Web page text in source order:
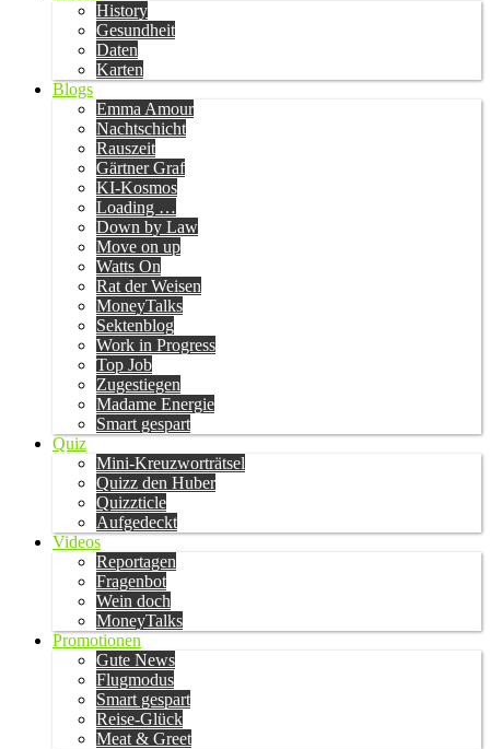
History
Gesundheit
Daten
Karten
Blogs
Emma Amour
Nachtschicht
Rauszeit
Gärtner Graf
KI-Kosmos
Loading …
Down by Law
Move on up
Watts On
Rat der Weisen
MoneyTalks
Sektenblog
Work in Progress
Top Job
Zugestiegen
Madame Energie
Smart gespart
Quiz
Mini-Kreuzworträtsel
Quizz den Huber
Quizzticle
Aufgedeckt
Videos
Reportagen
Fragenbot
Wein doch
MoneyTalks
Promotionen
Gute News
Flugmodus
Smart gespart
Reise-Glück
Meat & Greet